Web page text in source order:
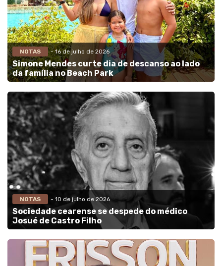
NOTAS - 16 de julho de 2026
Simone Mendes curte dia de descanso ao lado
da família no Beach Park
NOTAS - 10 de julho de 2026
Sociedade cearense se despede do médico
Josué de Castro Filho